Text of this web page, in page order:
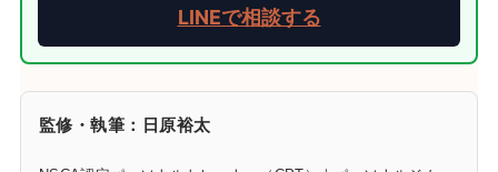
LINEで相談する
監修・執筆：日原裕太